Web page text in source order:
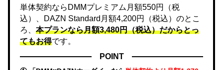
単体契約ならDMMプレミアム月額550円（税
込）、DAZN Standard月額4,200円（税込）のとこ
ろ、 本プランなら月額3,480円（税込）だからとっ
てもお得です。
POINT